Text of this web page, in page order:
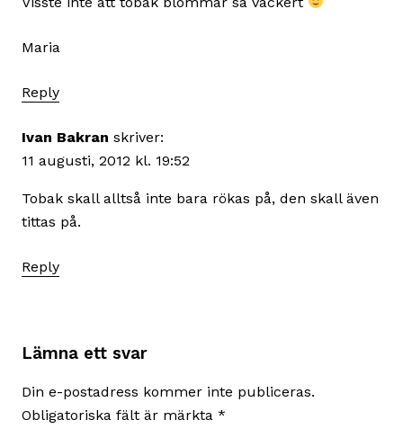
Maria
Reply
Ivan Bakran skriver:
11 augusti, 2012 kl. 19:52
Tobak skall alltså inte bara rökas på, den skall även
tittas på.
Reply
Lämna ett svar
Din e-postadress kommer inte publiceras.
Obligatoriska fält är märkta *